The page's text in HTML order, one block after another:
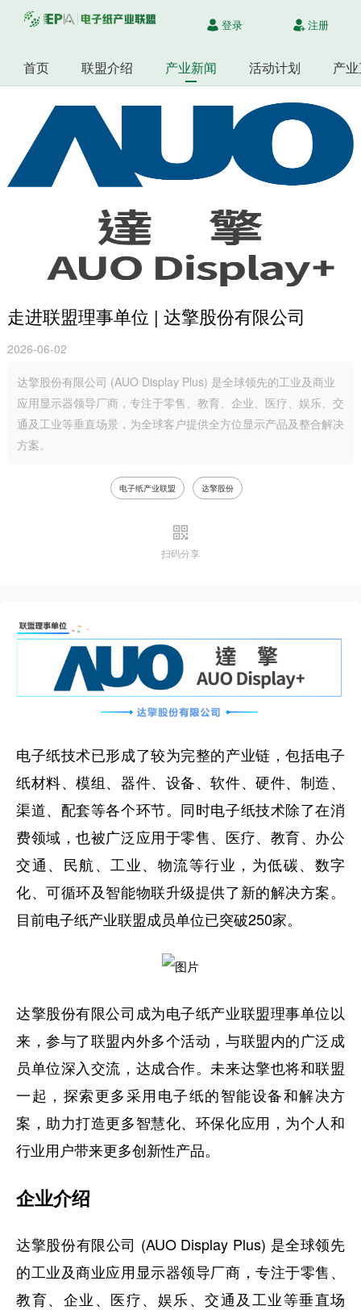
登录 注册
首页 联盟介绍 产业新闻 活动计划 产
走进联盟理事单位 | 达擎股份有限公司
2026-06-02
达擎股份有限公司 (AUO Display Plus) 是全球领先的工业及商业
应用显示器领导厂商，专注于零售、教育、企业、医疗、娱乐、交
通及工业等垂直场景，为全球客户提供全方位显示产品及整合解决
方案。
电子纸产业联盟 达擎股份
扫码分享
电子纸技术已形成了较为完整的产业链，包括电子
纸材料、模组、器件、设备、软件、硬件、制造、
渠道、配套等各个环节。同时电子纸技术除了在消
费领域，也被广泛应用于零售、医疗、教育、办公
交通、民航、工业、物流等行业，为低碳、数字
化、可循环及智能物联升级提供了新的解决方案。
目前电子纸产业联盟成员单位已突破250家。
达擎股份有限公司成为电子纸产业联盟理事单位以
来，参与了联盟内外多个活动，与联盟内的广泛成
员单位深入交流，达成合作。未来达擎也将和联盟
一起，探索更多采用电子纸的智能设备和解决方
案，助力打造更多智慧化、环保化应用，为个人和
行业用户带来更多创新性产品。
企业介绍
达擎股份有限公司 (AUO Display Plus) 是全球领先
的工业及商业应用显示器领导厂商，专注于零售、
教育、企业、医疗、娱乐、交通及工业等垂直场